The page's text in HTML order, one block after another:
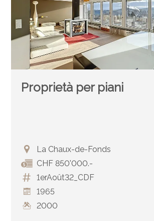
Proprietà per piani
La Chaux-de-Fonds
CHF 850'000.-
1erAoût32_CDF
1965
2000